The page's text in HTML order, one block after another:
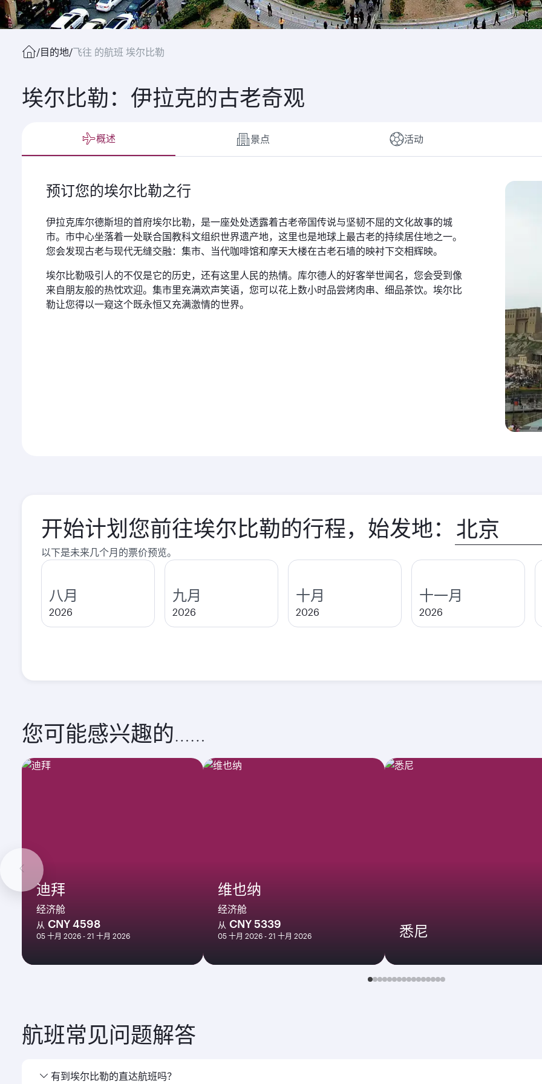
/目的地/飞往 的航班 埃尔比勒
埃尔比勒：伊拉克的古老奇观
概述 景点 活动
预订您的埃尔比勒之行
伊拉克库尔德斯坦的首府埃尔比勒，是一座处处透露着古老帝国传说与坚韧不屈的文化故事的城
市。市中心坐落着一处联合国教科文组织世界遗产地，这里也是地球上最古老的持续居住地之一。
您会发现古老与现代无缝交融：集市、当代咖啡馆和摩天大楼在古老石墙的映衬下交相辉映。
埃尔比勒吸引人的不仅是它的历史，还有这里人民的热情。库尔德人的好客举世闻名，您会受到像
来自朋友般的热忱欢迎。集市里充满欢声笑语，您可以花上数小时品尝烤肉串、细品茶饮。埃尔比
勒让您得以一窥这个既永恒又充满激情的世界。
开始计划您前往埃尔比勒的行程，始发地：
始
发
市
以下是未来几个月的票价预览。
八月
2026
九月
2026
十月
2026
十一月
2026
您可能感兴趣的……
迪拜
经济舱
从 CNY 4598
05 十月 2026 - 21 十月 2026
维也纳
经济舱
从 CNY 5339
05 十月 2026 - 21 十月 2026 悉尼
航班常见问题解答
有到埃尔比勒的直达航班吗？